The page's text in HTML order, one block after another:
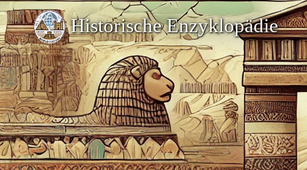
Historische Enzyklopädie